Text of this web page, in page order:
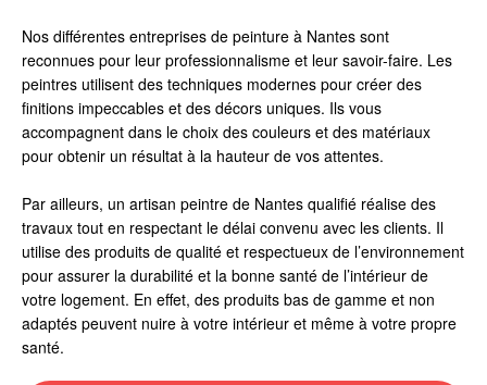
Nos différentes entreprises de peinture à Nantes sont
reconnues pour leur professionnalisme et leur savoir-faire. Les
peintres utilisent des techniques modernes pour créer des
finitions impeccables et des décors uniques. Ils vous
accompagnent dans le choix des couleurs et des matériaux
pour obtenir un résultat à la hauteur de vos attentes.
Par ailleurs, un artisan peintre de Nantes qualifié réalise des
travaux tout en respectant le délai convenu avec les clients. Il
utilise des produits de qualité et respectueux de l’environnement
pour assurer la durabilité et la bonne santé de l’intérieur de
votre logement. En effet, des produits bas de gamme et non
adaptés peuvent nuire à votre intérieur et même à votre propre
santé.